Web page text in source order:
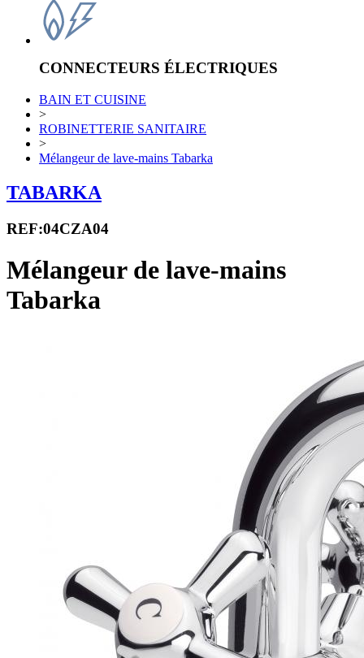
CONNECTEURS ÉLECTRIQUES
BAIN ET CUISINE
>
ROBINETTERIE SANITAIRE
>
Mélangeur de lave-mains Tabarka
TABARKA
REF:04CZA04
Mélangeur de lave-mains
Tabarka